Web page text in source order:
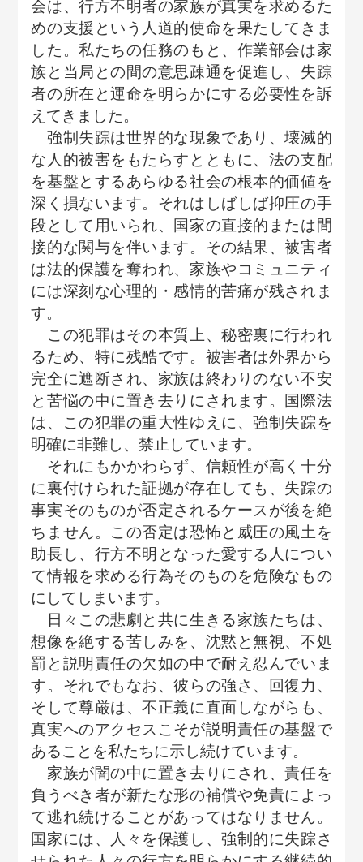
会は、行方不明者の家族が真実を求めるた
めの支援という人道的使命を果たしてきま
した。私たちの任務のもと、作業部会は家
族と当局との間の意思疎通を促進し、失踪
者の所在と運命を明らかにする必要性を訴
えてきました。
強制失踪は世界的な現象であり、壊滅的
な人的被害をもたらすとともに、法の支配
を基盤とするあらゆる社会の根本的価値を
深く損ないます。それはしばしば抑圧の手
段として用いられ、国家の直接的または間
接的な関与を伴います。その結果、被害者
は法的保護を奪われ、家族やコミュニティ
には深刻な心理的・感情的苦痛が残されま
す。
この犯罪はその本質上、秘密裏に行われ
るため、特に残酷です。被害者は外界から
完全に遮断され、家族は終わりのない不安
と苦悩の中に置き去りにされます。国際法
は、この犯罪の重大性ゆえに、強制失踪を
明確に非難し、禁止しています。
それにもかかわらず、信頼性が高く十分
に裏付けられた証拠が存在しても、失踪の
事実そのものが否定されるケースが後を絶
ちません。この否定は恐怖と威圧の風土を
助長し、行方不明となった愛する人につい
て情報を求める行為そのものを危険なもの
にしてしまいます。
日々この悲劇と共に生きる家族たちは、
想像を絶する苦しみを、沈黙と無視、不処
罰と説明責任の欠如の中で耐え忍んでいま
す。それでもなお、彼らの強さ、回復力、
そして尊厳は、不正義に直面しながらも、
真実へのアクセスこそが説明責任の基盤で
あることを私たちに示し続けています。
家族が闇の中に置き去りにされ、責任を
負うべき者が新たな形の補償や免責によっ
て逃れ続けることがあってはなりません。
国家には、人々を保護し、強制的に失踪さ